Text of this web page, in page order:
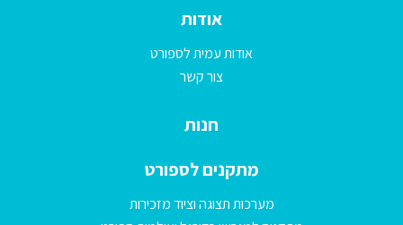
אודות
אודות עמית לספורט
צור קשר
חנות
מתקנים לספורט
מערכות תצוגה וציוד מזכירות